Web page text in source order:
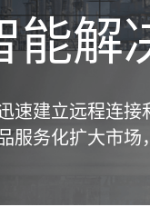
能解
速建立远程连
服务化扩大市场